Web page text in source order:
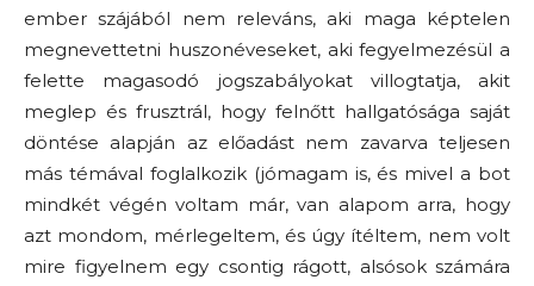
ember szájából nem releváns, aki maga képtelen
megnevettetni huszonéveseket, aki fegyelmezésül a
felette magasodó jogszabályokat villogtatja, akit
meglep és frusztrál, hogy felnőtt hallgatósága saját
döntése alapján az előadást nem zavarva teljesen
más témával foglalkozik (jómagam is, és mivel a bot
mindkét végén voltam már, van alapom arra, hogy
azt mondom, mérlegeltem, és úgy ítéltem, nem volt
mire figyelnem egy csontig rágott, alsósok számára